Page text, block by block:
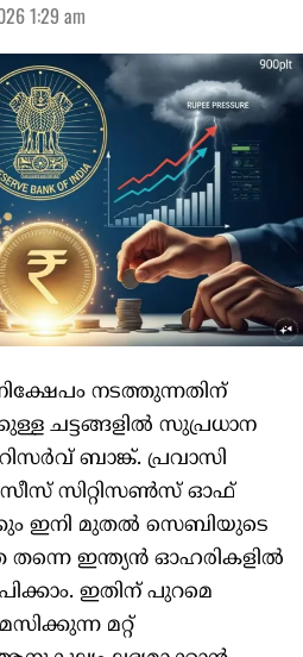
1:29 am
നടത്തുന്നതിന്
ചട്ടങ്ങളില്‍ സുപ്രധാന
ബാങ്ക്. പ്രവാസി
സിറ്റിസണ്‍സ് ഓഫ്
ഇനി മുതല്‍ സെബിയുടെ
തന്നെ ഇന്ത്യന്‍ ഓഹരികളില്‍
ഇതിന് പുറമെ
മറ്റ്